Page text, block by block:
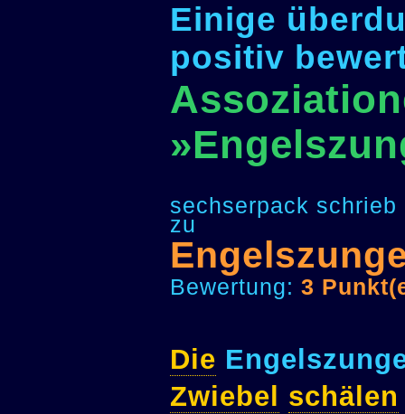
Einige
positiv
sechserpack
zu
Bewertung: 3
Die
Zwiebel
schälen